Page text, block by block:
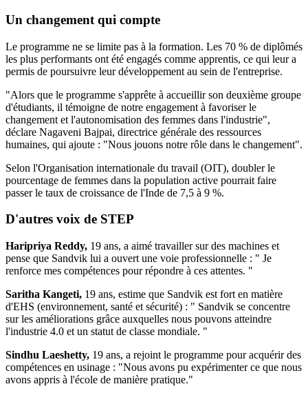
Un changement qui compte
Le programme ne se limite pas à la formation. Les 70 % de diplômés
les plus performants ont été engagés comme apprentis, ce qui leur a
permis de poursuivre leur développement au sein de l'entreprise.
"Alors que le programme s'apprête à accueillir son deuxième groupe
d'étudiants, il témoigne de notre engagement à favoriser le
changement et l'autonomisation des femmes dans l'industrie",
déclare Nagaveni Bajpai, directrice générale des ressources
humaines, qui ajoute : "Nous jouons notre rôle dans le changement".
Selon l'Organisation internationale du travail (OIT), doubler le
pourcentage de femmes dans la population active pourrait faire
passer le taux de croissance de l'Inde de 7,5 à 9 %.
D'autres voix de STEP
Haripriya Reddy, 19 ans, a aimé travailler sur des machines et
pense que Sandvik lui a ouvert une voie professionnelle : " Je
renforce mes compétences pour répondre à ces attentes. "
Saritha Kangeti, 19 ans, estime que Sandvik est fort en matière
d'EHS (environnement, santé et sécurité) : " Sandvik se concentre
sur les améliorations grâce auxquelles nous pouvons atteindre
l'industrie 4.0 et un statut de classe mondiale. "
Sindhu Laeshetty, 19 ans, a rejoint le programme pour acquérir des
compétences en usinage : "Nous avons pu expérimenter ce que nous
avons appris à l'école de manière pratique."